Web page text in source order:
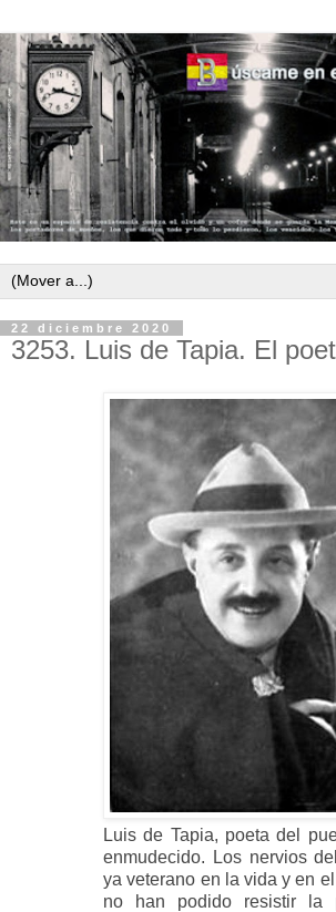
22 diciembre 2020
3253. Luis de Tapia. El
Luis de Tapia, poeta del
enmudecido. Los nervios
ya veterano en la vida y en
no han podido resistir la